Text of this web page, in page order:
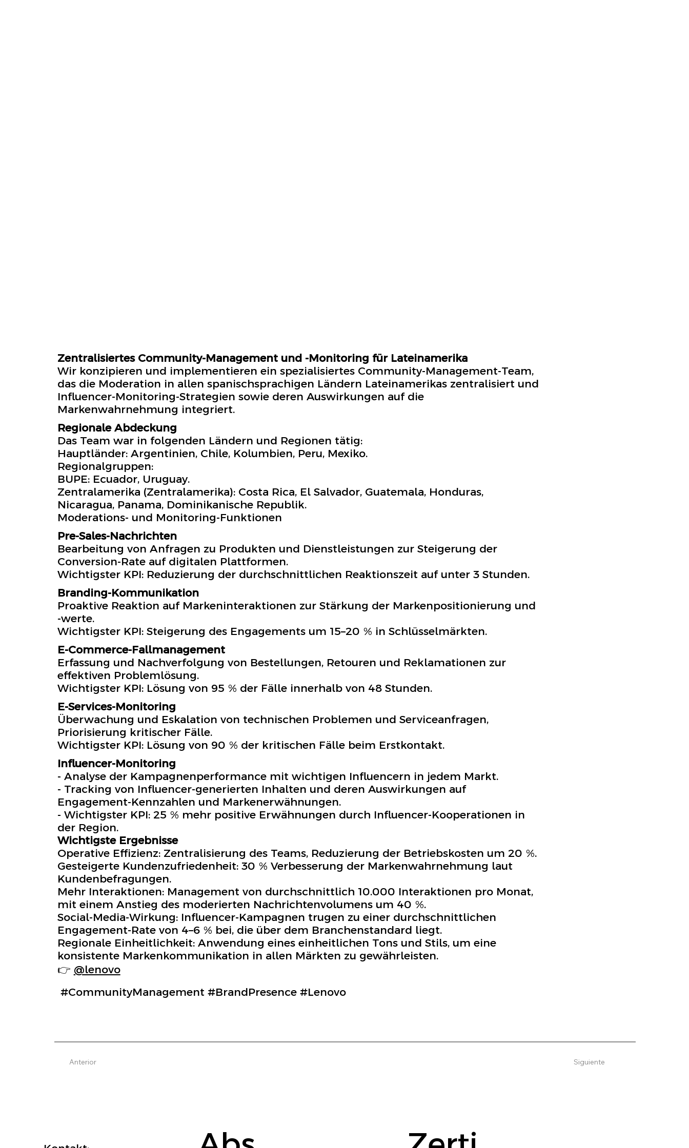
Zentralisiertes Community-Management und -Monitoring für Lateinamerika
Wir konzipieren und implementieren ein spezialisiertes Community-Management-Team,
das die Moderation in allen spanischsprachigen Ländern Lateinamerikas zentralisiert und
Influencer-Monitoring-Strategien sowie deren Auswirkungen auf die
Markenwahrnehmung integriert.
Regionale Abdeckung
Das Team war in folgenden Ländern und Regionen tätig:
Hauptländer: Argentinien, Chile, Kolumbien, Peru, Mexiko.
Regionalgruppen:
BUPE: Ecuador, Uruguay.
Zentralamerika (Zentralamerika): Costa Rica, El Salvador, Guatemala, Honduras,
Nicaragua, Panama, Dominikanische Republik.
Moderations- und Monitoring-Funktionen
Pre-Sales-Nachrichten
Bearbeitung von Anfragen zu Produkten und Dienstleistungen zur Steigerung der
Conversion-Rate auf digitalen Plattformen.
Wichtigster KPI: Reduzierung der durchschnittlichen Reaktionszeit auf unter 3 Stunden.
Branding-Kommunikation
Proaktive Reaktion auf Markeninteraktionen zur Stärkung der Markenpositionierung und
-werte.
Wichtigster KPI: Steigerung des Engagements um 15–20 % in Schlüsselmärkten.
E-Commerce-Fallmanagement
Erfassung und Nachverfolgung von Bestellungen, Retouren und Reklamationen zur
effektiven Problemlösung.
Wichtigster KPI: Lösung von 95 % der Fälle innerhalb von 48 Stunden.
E-Services-Monitoring
Überwachung und Eskalation von technischen Problemen und Serviceanfragen,
Priorisierung kritischer Fälle.
Wichtigster KPI: Lösung von 90 % der kritischen Fälle beim Erstkontakt.
Influencer-Monitoring
- Analyse der Kampagnenperformance mit wichtigen Influencern in jedem Markt.
- Tracking von Influencer-generierten Inhalten und deren Auswirkungen auf
Engagement-Kennzahlen und Markenerwähnungen.
- Wichtigster KPI: 25 % mehr positive Erwähnungen durch Influencer-Kooperationen in
der Region.
Wichtigste Ergebnisse
Operative Effizienz: Zentralisierung des Teams, Reduzierung der Betriebskosten um 20 %.
Gesteigerte Kundenzufriedenheit: 30 % Verbesserung der Markenwahrnehmung laut
Kundenbefragungen.
Mehr Interaktionen: Management von durchschnittlich 10.000 Interaktionen pro Monat,
mit einem Anstieg des moderierten Nachrichtenvolumens um 40 %.
Social-Media-Wirkung: Influencer-Kampagnen trugen zu einer durchschnittlichen
Engagement-Rate von 4–6 % bei, die über dem Branchenstandard liegt.
Regionale Einheitlichkeit: Anwendung eines einheitlichen Tons und Stils, um eine
konsistente Markenkommunikation in allen Märkten zu gewährleisten.
👉 @lenovo
#CommunityManagement #BrandPresence #Lenovo
Anterior Siguiente